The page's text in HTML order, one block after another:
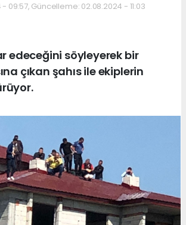
09:57, Güncelleme: 02.08.2024 - 11:03
edeceğini söyleyerek bir
çıkan şahıs ile ekiplerin